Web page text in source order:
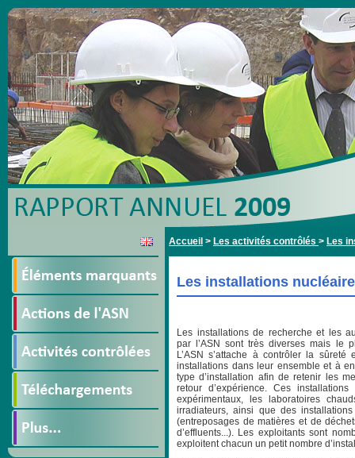
Accueil > Les activités contrôlés > Les
Les installations
Les installations de recherche et les
par l’ASN sont très diverses mais le
L’ASN s’attache à contrôler la
installations dans leur ensemble et à
type d’installation afin de retenir les
retour d’expérience. Ces
expérimentaux, les laboratoires
irradiateurs, ainsi que des
(entreposages de matières et de
d’effluents...). Les exploitants sont
exploitent chacun un petit nombre